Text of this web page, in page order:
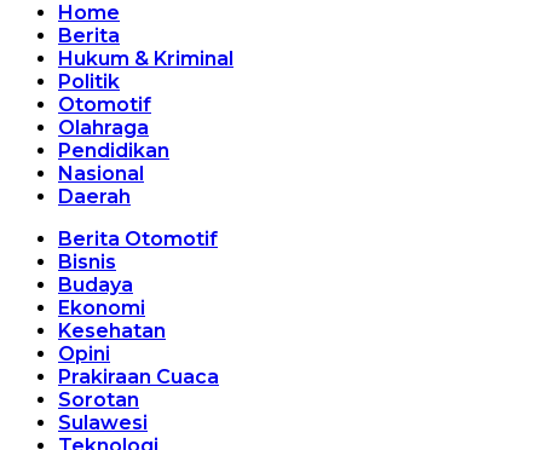
Home
Berita
Hukum & Kriminal
Politik
Otomotif
Olahraga
Pendidikan
Nasional
Daerah
Berita Otomotif
Bisnis
Budaya
Ekonomi
Kesehatan
Opini
Prakiraan Cuaca
Sorotan
Sulawesi